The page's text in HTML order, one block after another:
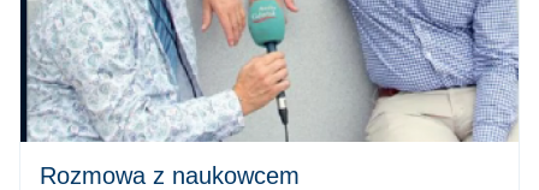
Rozmowa z naukowcem